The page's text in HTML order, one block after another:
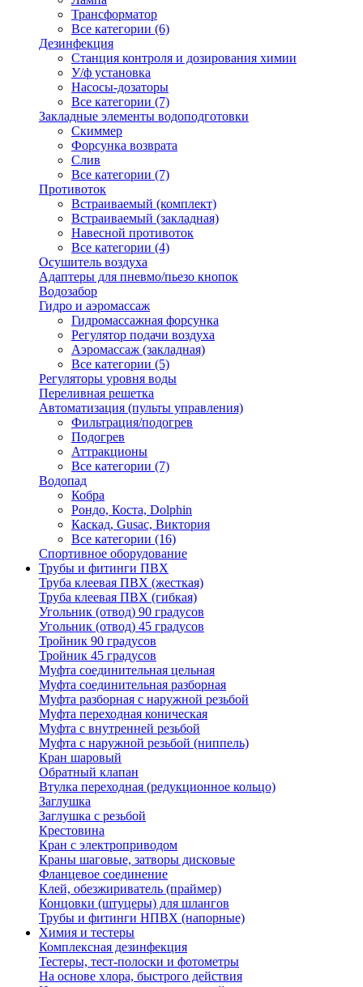
Трансформатор
Все категории (6)
Дезинфекция
Станция контроля и дозирования химии
У/ф установка
Насосы-дозаторы
Все категории (7)
Закладные элементы водоподготовки
Скиммер
Форсунка возврата
Слив
Все категории (7)
Противоток
Встраиваемый (комплект)
Встраиваемый (закладная)
Навесной противоток
Все категории (4)
Осушитель воздуха
Адаптеры для пневмо/пьезо кнопок
Водозабор
Гидро и аэромассаж
Гидромассажная форсунка
Регулятор подачи воздуха
Аэромассаж (закладная)
Все категории (5)
Регуляторы уровня воды
Переливная решетка
Автоматизация (пульты управления)
Фильтрация/подогрев
Подогрев
Аттракционы
Все категории (7)
Водопад
Кобра
Рондо, Коста, Dolphin
Каскад, Gusac, Виктория
Все категории (16)
Спортивное оборудование
Трубы и фитинги ПВХ
Труба клеевая ПВХ (жесткая)
Труба клеевая ПВХ (гибкая)
Угольник (отвод) 90 градусов
Угольник (отвод) 45 градусов
Тройник 90 градусов
Тройник 45 градусов
Муфта соединительная цельная
Муфта соединительная разборная
Муфта разборная с наружной резьбой
Муфта переходная коническая
Муфта с внутренней резьбой
Муфта с наружной резьбой (ниппель)
Кран шаровый
Обратный клапан
Втулка переходная (редукционное кольцо)
Заглушка
Заглушка с резьбой
Крестовина
Кран с электроприводом
Краны шаговые, затворы дисковые
Фланцевое соединение
Клей, обезжириватель (праймер)
Концовки (штуцеры) для шлангов
Трубы и фитинги НПВХ (напорные)
Химия и тестеры
Комплексная дезинфекция
Тестеры, тест-полоски и фотометры
На основе хлора, быстрого действия